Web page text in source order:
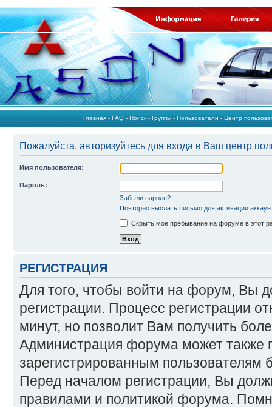
Главная - FAQ - Поиск - Группы - Пользователи - Центр
Пожалуйста, авторизуйтесь для входа в Ваш центр
Имя пользователя:
Пароль:
Забыли пароль?
Повторно выслать письмо для активации
Скрыть мое пребывание на форуме в этот
РЕГИСТРАЦИЯ
Для того, чтобы войти на форум, Вы
регистрации. Процесс регистрации
минут, но позволит Вам получить
Администрация форума может также
зарегистрированным пользователям
Перед началом регистрации, Вы
правилами и политикой форума.